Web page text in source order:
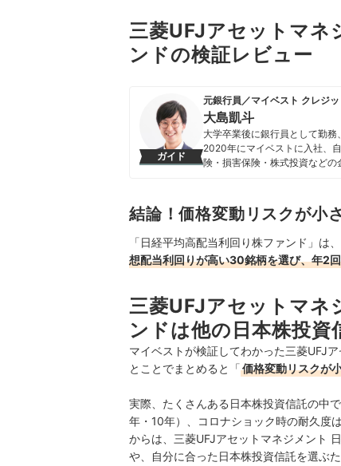
三菱UFJアセットマネ
ンドの検証レビュー
ガイド
元銀行員／マイベスト クレジ
大島凱斗
大学卒業後に銀行員として勤務
2020年にマイベストに入社、
険・損害保険・株式投資など
結論！価格変動リスクが小
「日経平均高配当利回り株ファンド」は
想配当利回りが高い30銘柄を選び、年2
三菱UFJアセットマネ
ンドは他の日本株投資
マイベストが検証してわかった三菱UFJ
とことでまとめると「価格変動リスクが
実際、たくさんある日本株投資信託の中
年・10年）、コロナショック時の耐久度
からは、三菱UFJアセットマネジメント
や、自分に合った日本株投資信託を選ぶ